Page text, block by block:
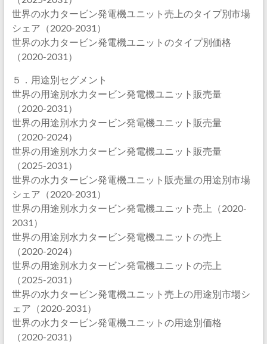
世界の水力タービン発電機ユニット売上のタイプ別市場
シェア（2020-2031）
世界の水力タービン発電機ユニットのタイプ別価格
（2020-2031）
５．用途別セグメント
世界の用途別水力タービン発電機ユニット販売量
（2020-2031）
世界の用途別水力タービン発電機ユニット販売量
（2020-2024）
世界の用途別水力タービン発電機ユニット販売量
（2025-2031）
世界の水力タービン発電機ユニット販売量の用途別市場
シェア（2020-2031）
世界の用途別水力タービン発電機ユニット売上（2020-
2031）
世界の用途別水力タービン発電機ユニットの売上
（2020-2024）
世界の用途別水力タービン発電機ユニットの売上
（2025-2031）
世界の水力タービン発電機ユニット売上の用途別市場シ
ェア（2020-2031）
世界の水力タービン発電機ユニットの用途別価格
（2020-2031）